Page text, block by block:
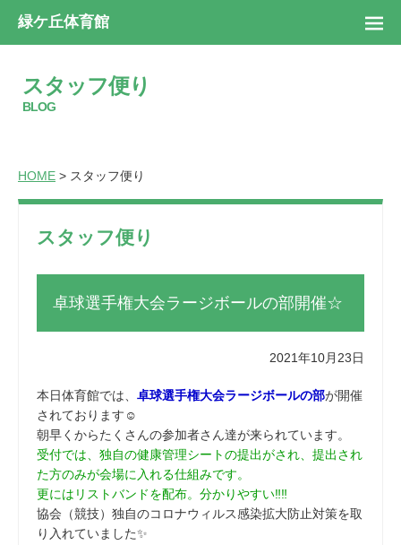
緑ケ丘体育館
スタッフ便り
BLOG
HOME > スタッフ便り
スタッフ便り
卓球選手権大会ラージボールの部開催☆
2021年10月23日
本日体育館では、 卓球選手権大会ラージボールの部が開催
されております☺
朝早くからたくさんの参加者さん達が来られています。
受付では、独自の健康管理シートの提出がされ、提出され
た方のみが会場に入れる仕組みです。
更にはリストバンドを配布。分かりやすい‼‼
協会（競技）独自のコロナウィルス感染拡大防止対策を取
り入れていました✨